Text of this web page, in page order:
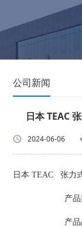
公司新闻
日本 TEAC
2024-06-06
日本 TEAC 张力
产品型号：
产品品牌